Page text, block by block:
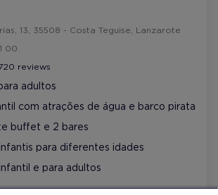
13, 35508 - Costa Teguise, Lanzarote
00
reviews
adultos
com atrações de água e barco pirata
buffet e 2 bares
para diferentes idades
e para adultos